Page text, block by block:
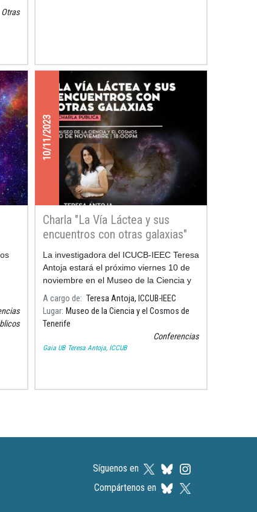
Otras
10/11/2023
Charla "La Vía Láctea y sus
encuentros con otras galaxias"
La investigadora del ICUCB-IEEC Teresa
Antoja estará el próximo viernes 10 de
noviembre en el Museo de la Ciencia y
el Cosmos de Tenerife para hablar sobre
coliciones entre galaxias y cannibalismo
A cargo de
Teresa Antoja, ICCUB-IEEC
Lugar Museo de la Ciencia y el Cosmos de
Tenerife
Conferencias
Gaia UB Teresa Antoja, ICCUB
Síguenos en
Compártenos en